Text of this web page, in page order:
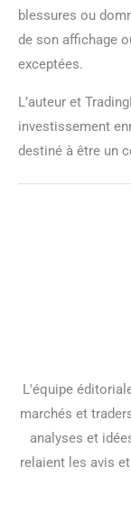
blessures ou
de son affichage
exceptées.
L’auteur et
investissement
destiné à être un
L'équipe
marchés et
analyses et
relaient les avis